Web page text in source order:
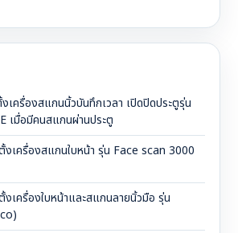
ครื่องสแกนนิ้วบันทึกเวลา เปิดปิดประตูรุ่น
เมื่อมีคนสแกนผ่านประตู
เครื่องสแกนใบหน้า รุ่น Face scan 3000
เครื่องใบหน้าและสแกนลายนิ้วมือ รุ่น